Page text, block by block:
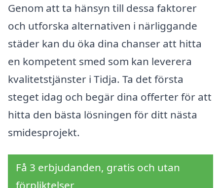
Genom att ta hänsyn till dessa faktorer
och utforska alternativen i närliggande
städer kan du öka dina chanser att hitta
en kompetent smed som kan leverera
kvalitetstjänster i Tidja. Ta det första
steget idag och begär dina offerter för att
hitta den bästa lösningen för ditt nästa
smidesprojekt.
Få 3 erbjudanden, gratis och utan